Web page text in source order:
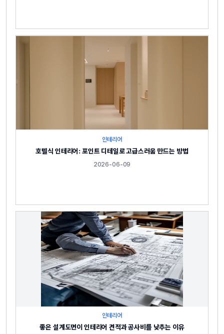
인테리어
호텔식 인테리어: 포인트 디테일로 고급스러움 만드는 방법
2026-06-09
인테리어
좋은 설계도면이 인테리어 견적과 공사비를 낮추는 이유